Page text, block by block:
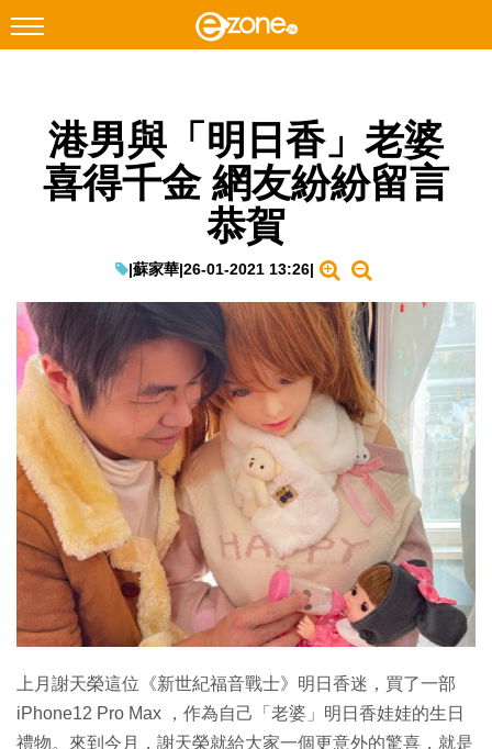
Facebook Instagram
科技焦點
教學評測
EduTech
IT Times
生成式AI與雲端應用
Enterprise Digital Transformation
特集
港男與「明日香」老婆
喜得千金 網友紛紛留言
恭賀
|蘇家華|26-01-2021 13:26|
上月謝天榮這位《新世紀福音戰士》明日香迷，買了一部
iPhone12 Pro Max ，作為自己「老婆」明日香娃娃的生日
禮物。來到今月，謝天榮就給大家一個更意外的驚喜，就是